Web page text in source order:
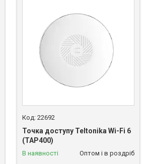
22692
Точка доступу Teltonika Wi-Fi 6
(TAP400)
В наявності Оптом і в роздріб